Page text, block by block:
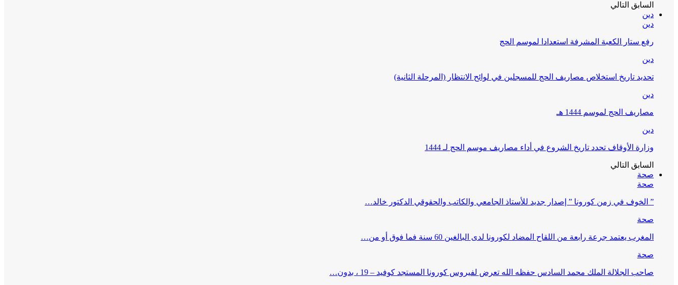
السابق التالي
دين
دين
رفع ستار الكعبة المشرفة استعدادا لموسم الحج
دين
تحديد تاريخ استخلاص مصاريف الحج للمسجلين في لوائح الانتظار (المرحلة الثانية)
دين
مصاريف الحج لموسم 1444 هـ
دين
وزارة الأوقاف تحدد تاريخ الشروع في أداء مصاريف موسم الحج لـ 1444
السابق التالي
صحة
صحة
” الخوف في زمن كورونا ” إصدار جديد للأستاذ الجامعي والكاتب والحقوقي الدكتور خالد…
صحة
المغرب يعتمد جرعة رابعة من اللقاح المضاد لكورونا لدى البالغين 60 سنة فما فوق أو من…
صحة
صاحب الجلالة الملك محمد السادس حفظه الله تعرض لفيروس كورونا المستجد كوفيد – 19 ، بدون…